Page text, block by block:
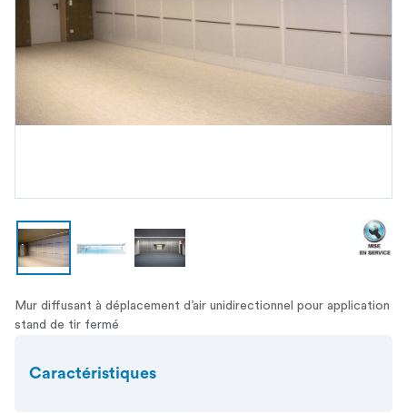
Mur diffusant à déplacement d’air unidirectionnel pour application
stand de tir fermé
Caractéristiques